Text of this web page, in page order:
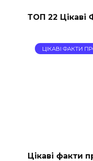
ТОП 22 Цікаві
ЦІКАВІ ФАКТИ
Цікаві факти